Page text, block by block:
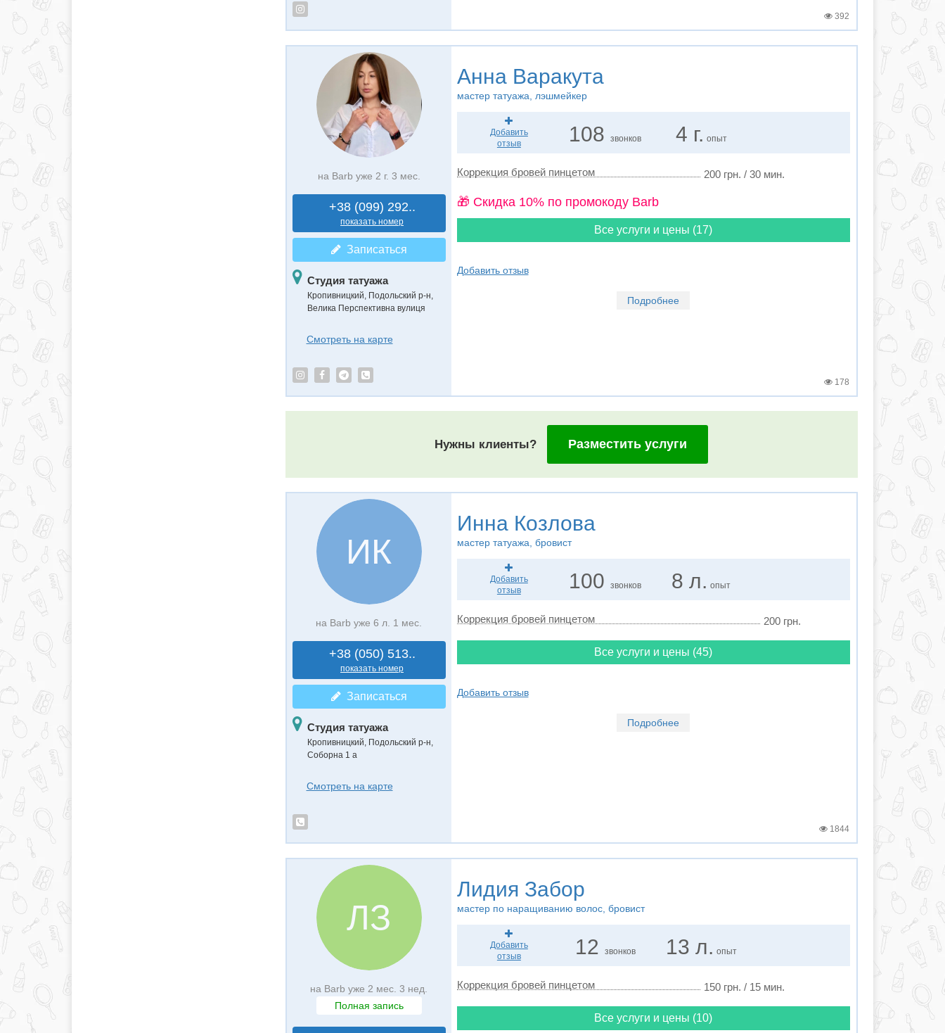
392
на Barb уже 2 г. 3 мес.
+38 (099) 292..
показать номер
Записаться
Студия татуажа
Кропивницкий, Подольский р-н,
Велика Перспективна вулиця
Смотреть на карте
Анна Варакута
мастер татуажа, лэшмейкер
Добавить
отзыв
108звонков 4 г. опыт
Коррекция бровей пинцетом 200 грн. / 30 мин.
🎁 Cкидка 10% по промокоду Barb
Все услуги и цены (17)
Добавить отзыв
Подробнее
178
Нужны клиенты? Разместить услуги
ИК
на Barb уже 6 л. 1 мес.
+38 (050) 513..
показать номер
Записаться
Студия татуажа
Кропивницкий, Подольский р-н,
Соборна 1 а
Смотреть на карте
Инна Козлова
мастер татуажа, бровист
Добавить
отзыв
100звонков 8 л. опыт
Коррекция бровей пинцетом 200 грн.
Все услуги и цены (45)
Добавить отзыв
Подробнее
1844
ЛЗ
на Barb уже 2 мес. 3 нед.
Полная запись
Лидия Забор
мастер по наращиванию волос, бровист
Добавить
отзыв
12 звонков 13 л. опыт
Коррекция бровей пинцетом 150 грн. / 15 мин.
Все услуги и цены (10)